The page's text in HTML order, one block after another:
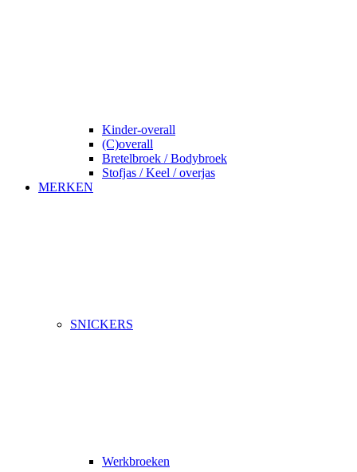
Kinder-overall
(C)overall
Bretelbroek / Bodybroek
Stofjas / Keel / overjas
MERKEN
SNICKERS
Werkbroeken